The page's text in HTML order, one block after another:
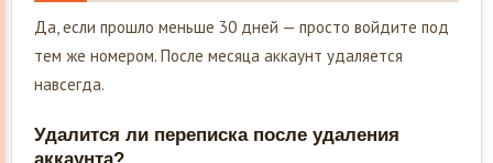
Да, если прошло меньше 30 дней — просто войдите под
тем же номером. После месяца аккаунт удаляется
навсегда.
Удалится ли переписка после удаления